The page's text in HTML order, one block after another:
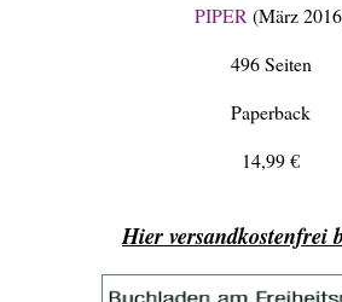
PIPER (März
496 Seiten
Paperback
14,99 €
Hier versandkostenfrei